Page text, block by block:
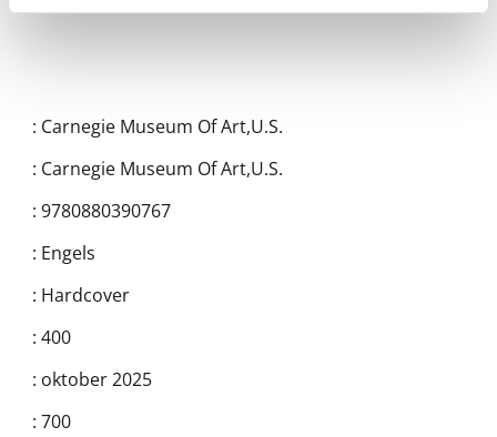
: Carnegie Museum Of Art,U.S.
: Carnegie Museum Of Art,U.S.
: 9780880390767
: Engels
: Hardcover
: 400
: oktober 2025
: 700